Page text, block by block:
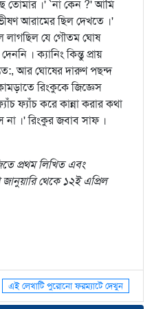
তোমার ।' `না কেন ?' আমি
আরামের ছিল দেখতে ।'
লাগছিল যে গৌতম ঘোষ
। ক্যানিং কিন্তু প্রায়
আর ঘোষের দারুণ পছন্দ
রিংকুকে জিজ্ঞেস
ফ্যাঁচ করে কান্না করার কথা
না ।' রিংকুর জবাব সাফ ।
প্রথম লিখিত এবং
থেকে ১২ই এপ্রিল
এই লেখাটি পুরোনো ফরম্যাটে দেখুন